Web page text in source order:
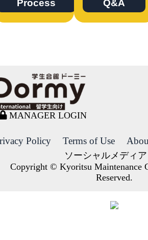
Process Q&A
MANAGER LOGIN
Policy Terms of Use
ソーシャルメディ
Copyright © Kyoritsu Maintenance
Reserved.